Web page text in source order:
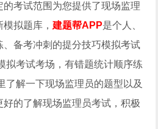
的考试范围为您提供了现场监理
模拟题库，建题帮APP是个人、
备考冲刺的提分技巧模拟考试
拟考试考场，有错题统计顺序练
了解一下现场监理员的题型以及
的了解现场监理员考试，积极